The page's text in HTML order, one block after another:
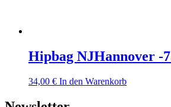
Hipbag NJHannover -
34,00 € In den Warenkorb